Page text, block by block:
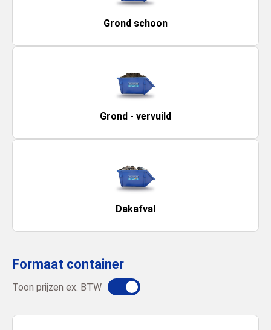
Grond schoon
Grond - vervuild
Dakafval
Formaat container
Toon prijzen ex. BTW